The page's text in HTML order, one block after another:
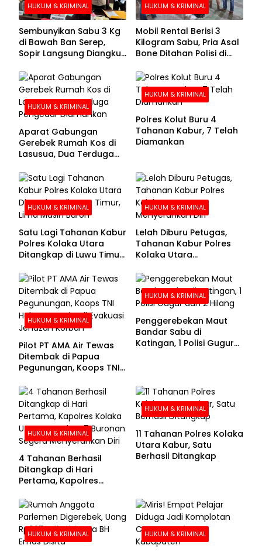
HUKUM & KRIMINAL
Sembunyikan Sabu 3 Kg
di Bawah Ban Serep,
Sopir Langsung Diangkut
HUKUM & KRIMINAL
Mobil Rental Berisi 3
Kilogram Sabu, Pria Asal
Bone Ditahan Polisi di
HUKUM & KRIMINAL
Aparat Gabungan
Gerebek Rumah Kos di
Lasusua, Dua Terduga
HUKUM & KRIMINAL
Polres Kolut Buru 4
Tahanan Kabur, 7 Telah
Diamankan
HUKUM & KRIMINAL
Satu Lagi Tahanan Kabur
Polres Kolaka Utara
Ditangkap di Luwu Timur,
HUKUM & KRIMINAL
Lelah Diburu Petugas,
Tahanan Kabur Polres
Kolaka Utara
HUKUM & KRIMINAL
Pilot PT AMA Air Tewas
Ditembak di Papua
Pegunungan, Koops TNI
Evakuasi Jenazah
Korban
HUKUM & KRIMINAL
Penggerebekan Maut
Bandar Sabu di
Katingan, 1 Polisi Gugur
HUKUM & KRIMINAL
4 Tahanan Berhasil
Ditangkap di Hari
Pertama, Kapolres
Buronan Segera
Menyerahkan Diri
HUKUM & KRIMINAL
11 Tahanan Polres Kolaka
Utara Kabur, Satu
Berhasil Ditangkap
HUKUM & KRIMINAL HUKUM & KRIMINAL